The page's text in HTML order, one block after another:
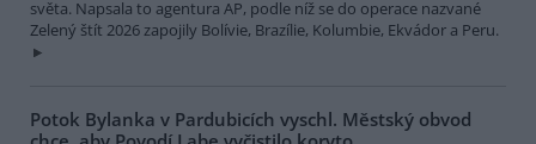
světa. Napsala to agentura AP, podle níž se do operace nazvané
Zelený štít 2026 zapojily Bolívie, Brazílie, Kolumbie, Ekvádor a Peru.
Potok Bylanka v Pardubicích vyschl. Městský obvod